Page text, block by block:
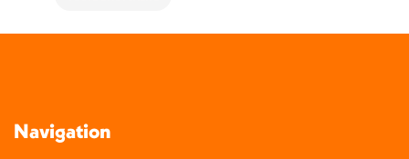
Navigation